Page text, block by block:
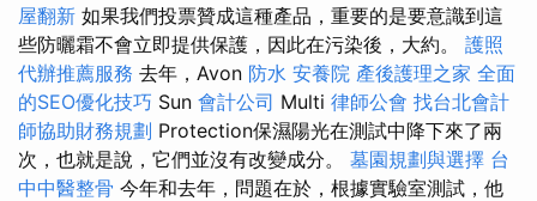
屋翻新 如果我們投票贊成這種產品，重要的是要意識到這
些防曬霜不會立即提供保護，因此在污染後，大約。 護照
代辦推薦服務 去年，Avon 防水 安養院 產後護理之家 全面
的SEO優化技巧 Sun 會計公司 Multi 律師公會 找台北會計
師協助財務規劃 Protection保濕陽光在測試中降下來了兩
次，也就是說，它們並沒有改變成分。 墓園規劃與選擇 台
中中醫整骨 今年和去年，問題在於，根據實驗室測試，他